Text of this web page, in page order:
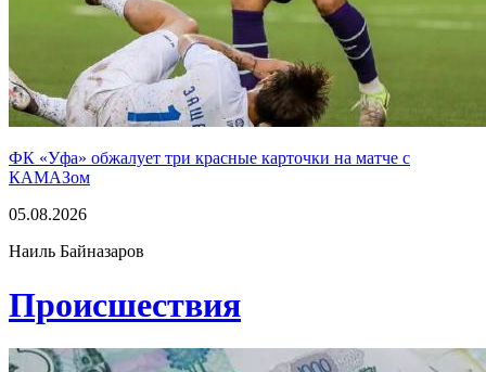
ФК «Уфа» обжалует три красные карточки на матче с
КАМАЗом
05.08.2026
Наиль Байназаров
Проиcшествия